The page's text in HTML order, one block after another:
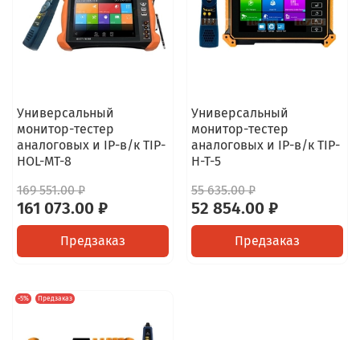
Универсальный
монитор-тестер
аналоговых и IP-в/к TIP-
HOL-MT-8
169 551.00 ₽
161 073.00 ₽
Предзаказ
Универсальный
монитор-тестер
аналоговых и IP-в/к TIP-
H-T-5
55 635.00 ₽
52 854.00 ₽
Предзаказ
-5% Предзаказ